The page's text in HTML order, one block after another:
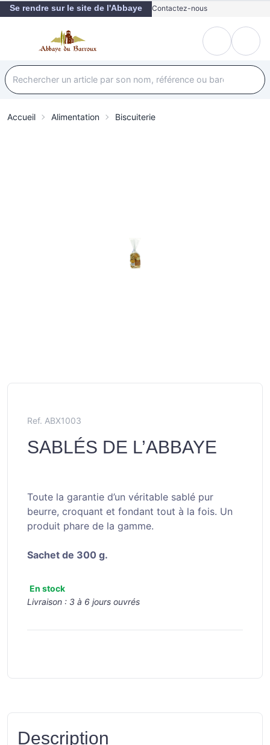
Se rendre sur le site de l'Abbaye Contactez-nous
Accueil Alimentation Biscuiterie
Ref. ABX1003
SABLÉS DE L’ABBAYE
Toute la garantie d’un véritable sablé pur
beurre, croquant et fondant tout à la fois. Un
produit phare de la gamme.
Sachet de 300 g.
En stock
Livraison : 3 à 6 jours ouvrés
Description